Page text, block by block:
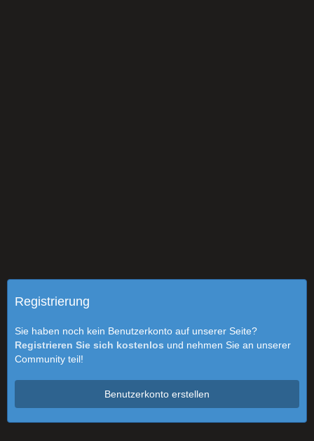
Registrierung
Sie haben noch kein Benutzerkonto auf unserer Seite?
Registrieren Sie sich kostenlos und nehmen Sie an unserer
Community teil!
Benutzerkonto erstellen